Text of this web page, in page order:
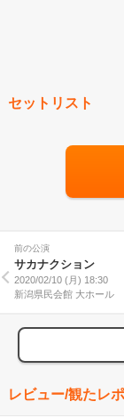
セットリスト
前の公演
サカナクション
2020/02/10 (月) 18:30
新潟県民会館 大ホール
レビュー/観たレポ